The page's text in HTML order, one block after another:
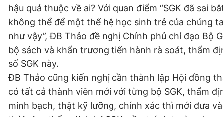
hậu quả thuộc về ai? Với quan điểm “SGK đã sai
không thể để một thế hệ học sinh trẻ của chúng
như vậy”, ĐB Thảo đề nghị Chính phủ chỉ đạo Bộ
bộ sách và khẩn trương tiến hành rà soát, thẩm
số SGK này.
ĐB Thảo cũng kiến nghị cần thành lập Hội đồng
có tất cả thành viên mới với từng bộ SGK, thẩm
minh bạch, thật kỹ lưỡng, chính xác thì mới đưa